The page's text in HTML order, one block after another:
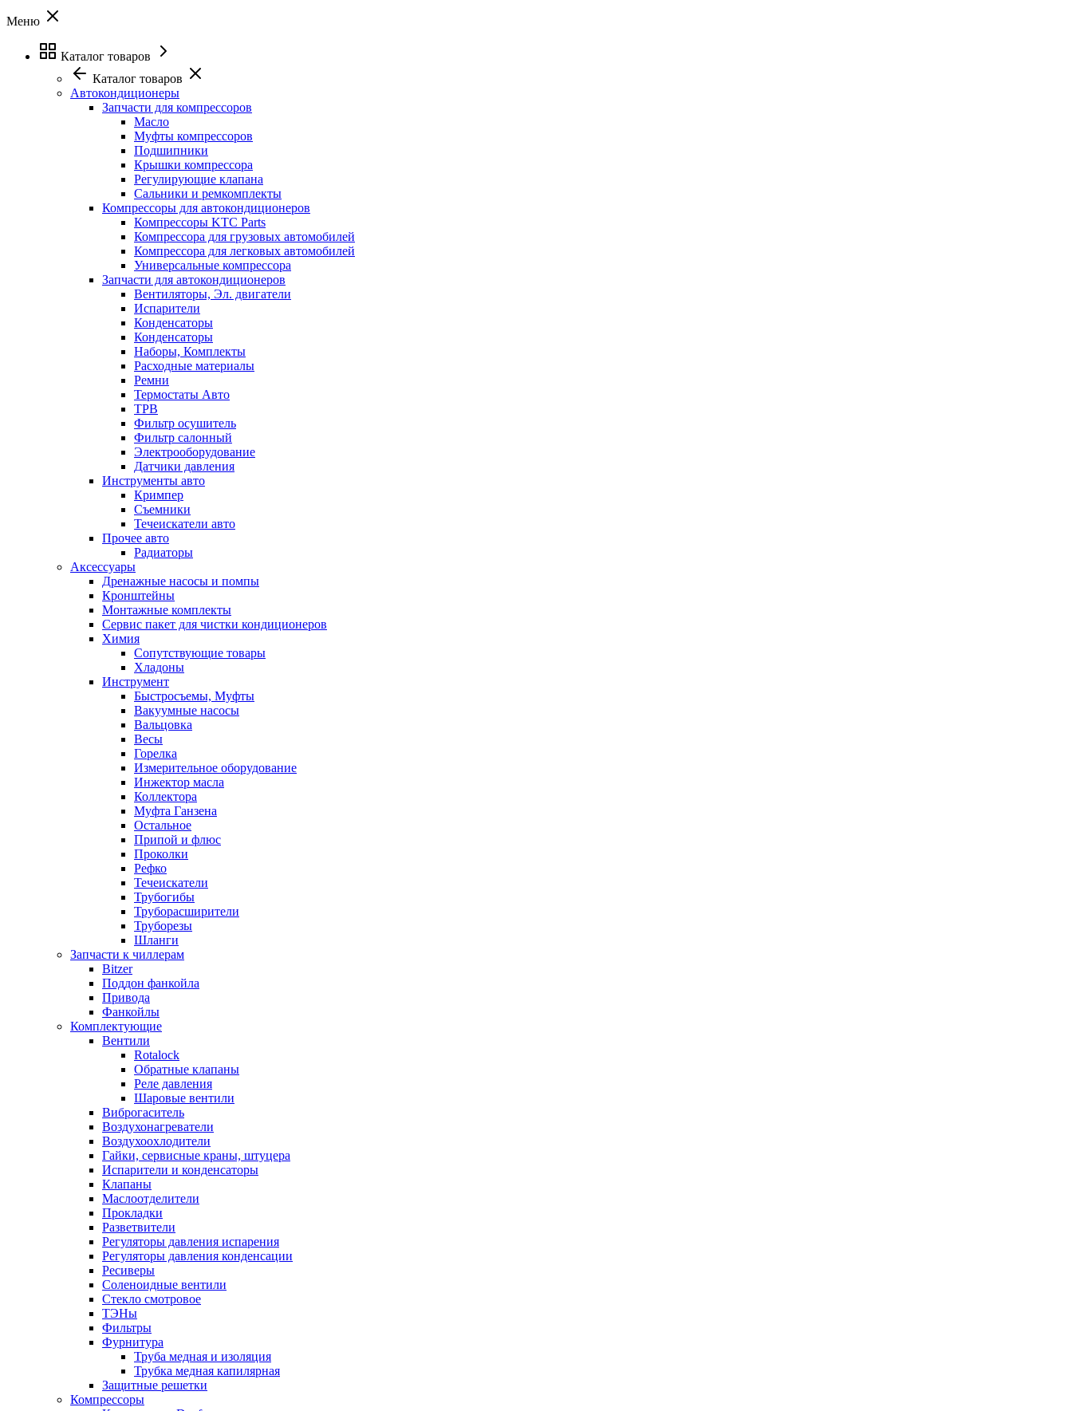
Меню
Каталог товаров
Каталог товаров
Автокондиционеры
Запчасти для компрессоров
Масло
Муфты компрессоров
Подшипники
Крышки компрессора
Регулирующие клапана
Сальники и ремкомплекты
Компрессоры для автокондиционеров
Компрессоры KTC Parts
Компрессора для грузовых автомобилей
Компрессора для легковых автомобилей
Универсальные компрессора
Запчасти для автокондиционеров
Вентиляторы, Эл. двигатели
Испарители
Конденсаторы
Конденсаторы
Наборы, Комплекты
Расходные материалы
Ремни
Термостаты Авто
ТРВ
Фильтр осушитель
Фильтр салонный
Электрооборудование
Датчики давления
Инструменты авто
Кримпер
Съемники
Течеискатели авто
Прочее авто
Радиаторы
Аксессуары
Дренажные насосы и помпы
Кронштейны
Монтажные комплекты
Сервис пакет для чистки кондиционеров
Химия
Сопутствующие товары
Хладоны
Инструмент
Быстросъемы, Муфты
Вакуумные насосы
Вальцовка
Весы
Горелка
Измерительное оборудование
Инжектор масла
Коллектора
Муфта Ганзена
Остальное
Припой и флюс
Проколки
Рефко
Течеискатели
Трубогибы
Труборасширители
Труборезы
Шланги
Запчасти к чиллерам
Bitzer
Поддон фанкойла
Привода
Фанкойлы
Комплектующие
Вентили
Rotalock
Обратные клапаны
Реле давления
Шаровые вентили
Виброгаситель
Воздухонагреватели
Воздухоохлодители
Гайки, сервисные краны, штуцера
Испарители и конденсаторы
Клапаны
Маслоотделители
Прокладки
Разветвители
Регуляторы давления испарения
Регуляторы давления конденсации
Ресиверы
Соленоидные вентили
Стекло смотровое
ТЭНы
Фильтры
Фурнитура
Труба медная и изоляция
Трубка медная капилярная
Защитные решетки
Компрессоры